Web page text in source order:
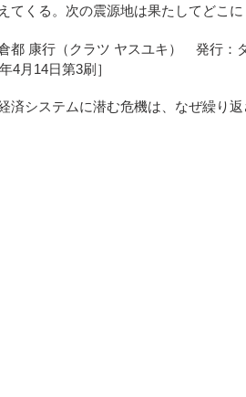
てくる。次の震源地は果たしてどこに
都 康行（クラツ ヤスユキ） 発
4月14日第3刷］
済システムに潜む危機は、なぜ繰り返